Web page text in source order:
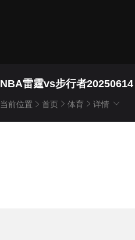
NBA雷霆vs步行者20250614
当前位置 首页 体育 详情